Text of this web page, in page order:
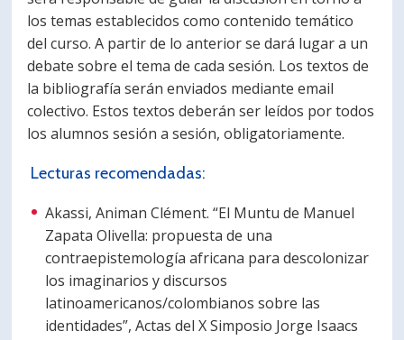
los temas establecidos como contenido temático
del curso. A partir de lo anterior se dará lugar a un
debate sobre el tema de cada sesión. Los textos de
la bibliografía serán enviados mediante email
colectivo. Estos textos deberán ser leídos por todos
los alumnos sesión a sesión, obligatoriamente.
Lecturas recomendadas:
Akassi, Animan Clément. “El Muntu de Manuel
Zapata Olivella: propuesta de una
contraepistemología africana para descolonizar
los imaginarios y discursos
latinoamericanos/colombianos sobre las
identidades”, Actas del X Simposio Jorge Isaacs